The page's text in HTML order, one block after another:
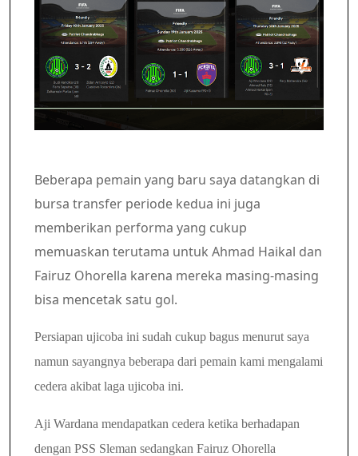
Beberapa pemain yang baru saya datangkan di
bursa transfer periode kedua ini juga
memberikan performa yang cukup
memuaskan terutama untuk Ahmad Haikal dan
Fairuz Ohorella karena mereka masing-masing
bisa mencetak satu gol.
Persiapan ujicoba ini sudah cukup bagus menurut saya
namun sayangnya beberapa dari pemain kami mengalami
cedera akibat laga ujicoba ini.
Aji Wardana mendapatkan cedera ketika berhadapan
dengan PSS Sleman sedangkan Fairuz Ohorella